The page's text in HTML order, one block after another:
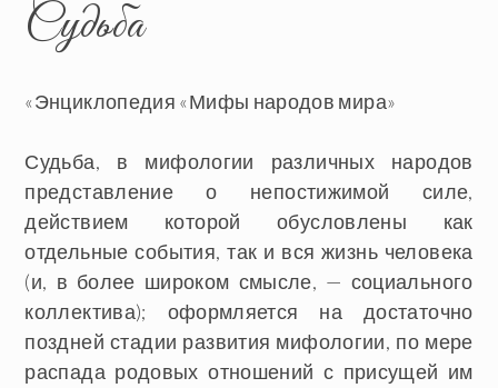
Судьба
«Энциклопедия «Мифы народов мира»
Судьба, в мифологии различных народов
представление о непостижимой силе,
действием которой обусловлены как
отдельные события, так и вся жизнь человека
(и, в более широком смысле, — социального
коллектива); оформляется на достаточно
поздней стадии развития мифологии, по мере
распада родовых отношений с присущей им